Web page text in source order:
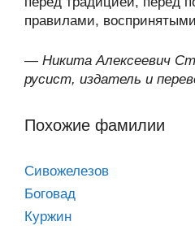
правилами,
— Никита Алексеевич
русист, издатель и
Похожие фамилии
Сивожелезов
Боговад
Куржин